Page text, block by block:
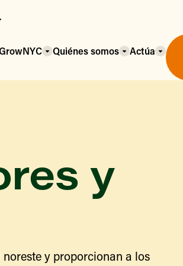
Uso de SNAP y beneficios
Quiénes somos Actúa
y
y proporcionan a los